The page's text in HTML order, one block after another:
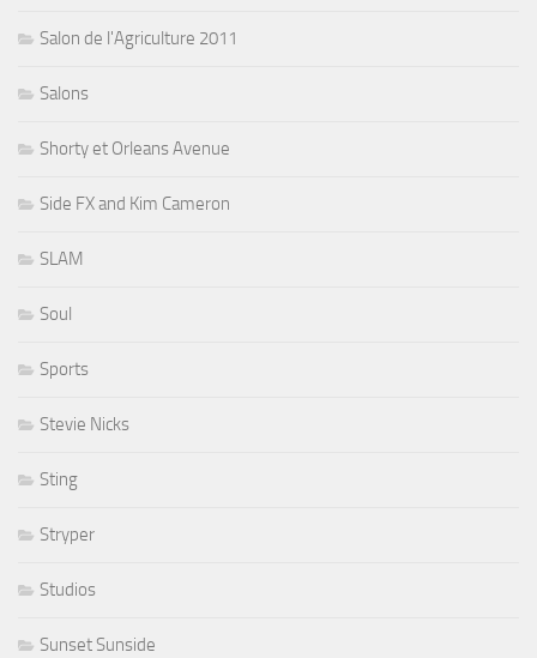
Salon de l'Agriculture 2011
Salons
Shorty et Orleans Avenue
Side FX and Kim Cameron
SLAM
Soul
Sports
Stevie Nicks
Sting
Stryper
Studios
Sunset Sunside